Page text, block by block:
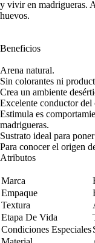
y vivir en madrigueras.
huevos.
Beneficios
Arena natural.
Sin colorantes ni
Crea un ambiente
Excelente conductor del
Estimula es
madrigueras.
Sustrato ideal para
Para conocer el origen
Atributos
Marca
Empaque
Textura
Etapa De Vida
Condiciones Especiales